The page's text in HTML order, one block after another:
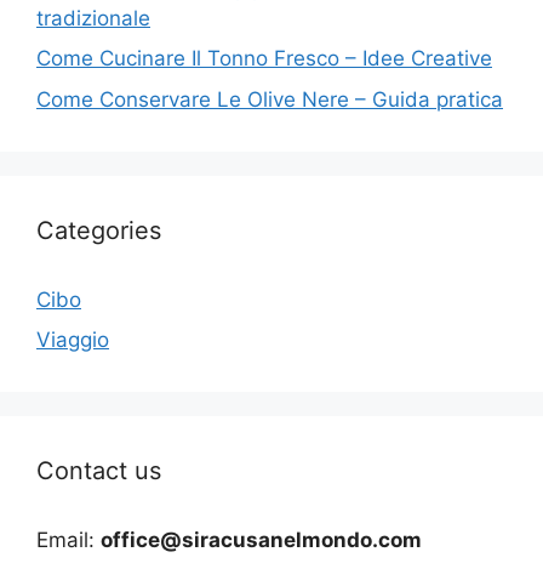
tradizionale
Come Cucinare Il Tonno Fresco – Idee Creative
Come Conservare Le Olive Nere – Guida pratica
Categories
Cibo
Viaggio
Contact us
Email: office@siracusanelmondo.com